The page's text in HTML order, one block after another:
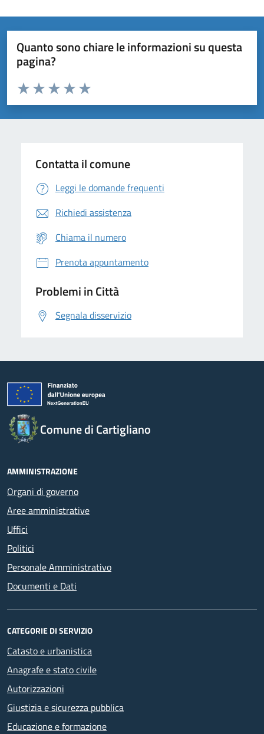
Quanto sono chiare le informazioni su questa
pagina?
Domanda
Valuta da 1 a 5 stelle la pagina
Valuta 5 stelle su 5
Valuta 4 stelle su 5
Valuta 3 stelle su 5
Valuta 2 stelle su 5
Valuta 1 stelle su 5
Contatta il comune
Leggi le domande frequenti
Richiedi assistenza
Chiama il numero
Prenota appuntamento
Problemi in Città
Segnala disservizio
Comune di Cartigliano
AMMINISTRAZIONE
Organi di governo
Aree amministrative
Uffici
Politici
Personale Amministrativo
Documenti e Dati
CATEGORIE DI SERVIZIO
Catasto e urbanistica
Anagrafe e stato civile
Autorizzazioni
Giustizia e sicurezza pubblica
Educazione e formazione